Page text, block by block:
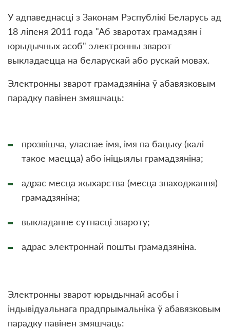
У адпаведнасці з Законам Рэспублікі Беларусь ад
18 ліпеня 2011 года "Аб зваротах грамадзян і
юрыдычных асоб" электронны зварот
выкладаецца на беларускай або рускай мовах.
Электронны зварот грамадзяніна ў абавязковым
парадку павінен змяшчаць:
прозвішча, уласнае імя, імя па бацьку (калі
такое маецца) або ініцыялы грамадзяніна;
адрас месца жыхарства (месца знаходжання)
грамадзяніна;
выкладанне сутнасці звароту;
адрас электроннай пошты грамадзяніна.
Электронны зварот юрыдычнай асобы і
індывідуальнага прадпрымальніка ў абавязковым
парадку павінен змяшчаць: